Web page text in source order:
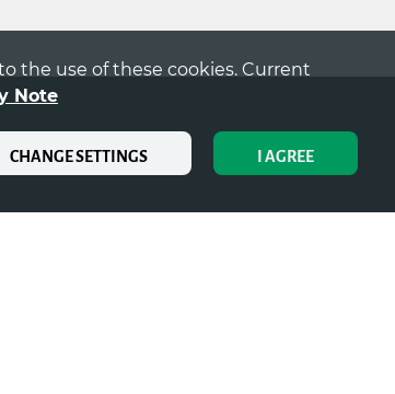
the use of these cookies. Current
Note
CHANGE SETTINGS I AGREE